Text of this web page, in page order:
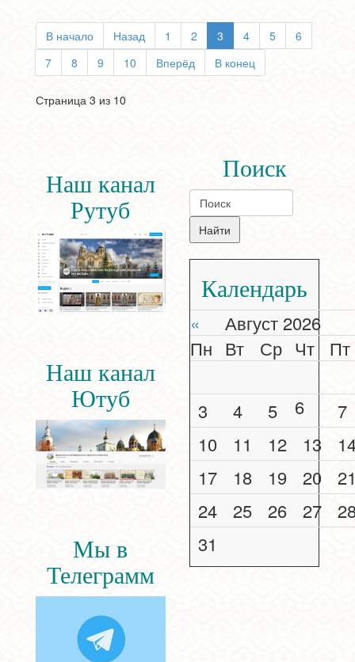
В начало Назад 1 2 3 4 5
6
7
8 9 10 Вперёд В конец
Страница 3 из 10
Наш канал
Рутуб
Наш канал
Ютуб
Мы в
Телеграмм
Поиск
Календарь
«
Август 2026
Пн Вт Ср Чт Пт
3 4 5 6
7
10
11 12 13
17
18 19 20
24
25 26 27
31